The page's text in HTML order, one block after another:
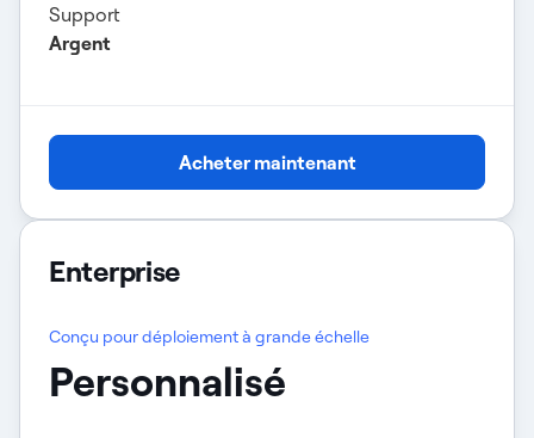
Support
Argent
Acheter maintenant
Enterprise
Conçu pour déploiement à grande échelle
Personnalisé